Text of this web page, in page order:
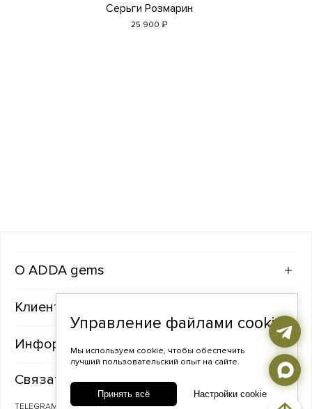
Серьги Розмарин
25 900 ₽
ADDA gems
Клиентам
Информация
Связаться с нами
TELEGRAM ВКОНТАКТЕ
Управление файлами cookie
Мы используем cookie, чтобы обеспечить
лучший пользовательский опыт на сайте.
Принять всё Настройки cookie